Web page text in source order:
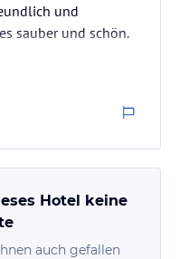
und
sauber und schön.
Hotel keine
auch gefallen